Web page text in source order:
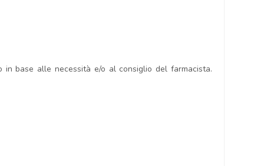
base alle necessità e/o al consiglio del farmacista.